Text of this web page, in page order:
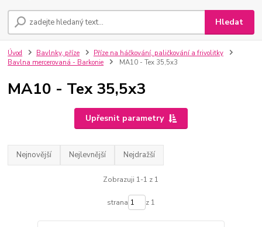
Hledat
Úvod Bavlnky, příze
Příze na háčkování, paličkování a frivolitky
Bavlna mercerovaná - Barkonie
MA10 - Tex 35,5x3
MA10 - Tex 35,5x3
Upřesnit parametry
Nejnovější Nejlevnější Nejdražší
Zobrazuji 1-1 z 1
strana z 1